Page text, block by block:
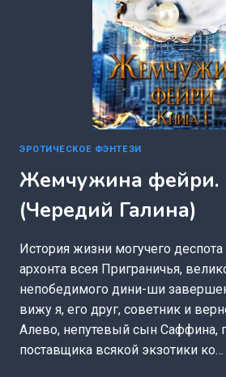
ЭРОТИЧЕСКОЕ ФЭНТЕЗИ
Жемчужина фейри.
(Чередий Галина)
История жизни могучего деспота
архонта всея Приграничья,
непобедимого дини-ши
вижу я, его друг, советник и
Алево, непутевый сын Саффина,
поставщика всякой экзотики ко…